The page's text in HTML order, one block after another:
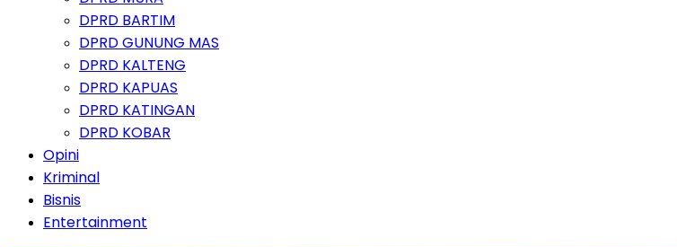
DPRD BARTIM
DPRD GUNUNG MAS
DPRD KALTENG
DPRD KAPUAS
DPRD KATINGAN
DPRD KOBAR
Opini
Kriminal
Bisnis
Entertainment